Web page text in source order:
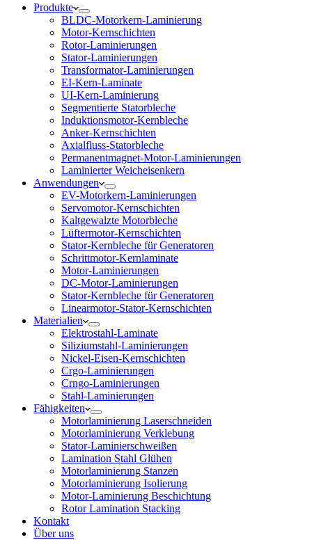
Produkte
BLDC-Motorkern-Laminierung
Motor-Kernschichten
Rotor-Laminierungen
Stator-Laminierungen
Transformator-Laminierungen
EI-Kern-Laminate
UI-Kern-Laminierung
Segmentierte Statorbleche
Induktionsmotor-Kernbleche
Anker-Kernschichten
Axialfluss-Statorbleche
Permanentmagnet-Motor-Laminierungen
Laminierter Weicheisenkern
Anwendungen
EV-Motorkern-Laminierungen
Servomotor-Kernschichten
Kaltgewalzte Motorbleche
Lüftermotor-Kernschichten
Stator-Kernbleche für Generatoren
Schrittmotor-Kernlaminate
Motor-Laminierungen
DC-Motor-Laminierungen
Stator-Kernbleche für Generatoren
Linearmotor-Stator-Kernschichten
Materialien
Elektrostahl-Laminate
Siliziumstahl-Laminierungen
Nickel-Eisen-Kernschichten
Crgo-Laminierungen
Crngo-Laminierungen
Stahl-Laminierungen
Fähigkeiten
Motorlaminierung Laserschneiden
Motorlaminierung Verklebung
Stator-Laminierschweißen
Lamination Stahl Glühen
Motorlaminierung Stanzen
Motorlaminierung Isolierung
Motor-Laminierung Beschichtung
Rotor Lamination Stacking
Kontakt
Über uns